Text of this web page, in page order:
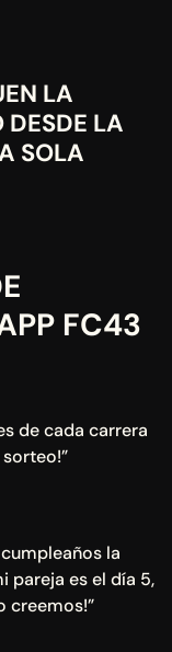
LA
DESDE LA
SOLA
FC43
de cada carrera
la
pareja es el día 5,
creemos!”